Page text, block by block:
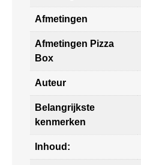
Afmetingen
Afmetingen Pizza
Box
Auteur
Belangrijkste
kenmerken
Inhoud: